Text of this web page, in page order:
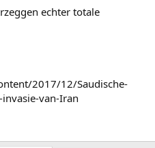
echter totale
2017/12/Saudische-
van-Iran